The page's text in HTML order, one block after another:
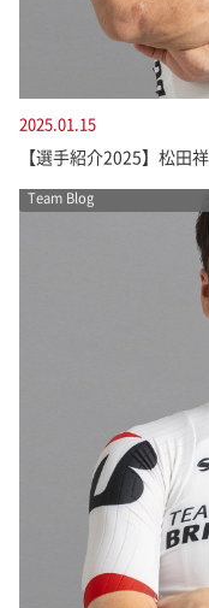
2025.01.15
【選手紹介2025】松
Team Blog